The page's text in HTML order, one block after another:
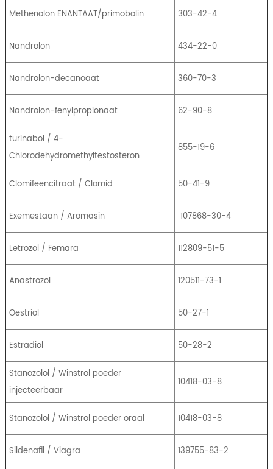
Methenolon ENANTAAT/primobolin 303-42-4
Nandrolon 434-22-0
Nandrolon-decanoaat 360-70-3
Nandrolon-fenylpropionaat 62-90-8
turinabol / 4-
Chlorodehydromethyltestosteron
855-19-6
Clomifeencitraat / Clomid 50-41-9
Exemestaan ​​/ Aromasin 107868-30-4
Letrozol / Femara 112809-51-5
Anastrozol 120511-73-1
Oestriol 50-27-1
Estradiol 50-28-2
Stanozolol / Winstrol poeder
injecteerbaar
10418-03-8
Stanozolol / Winstrol poeder oraal 10418-03-8
Sildenafil / Viagra 139755-83-2